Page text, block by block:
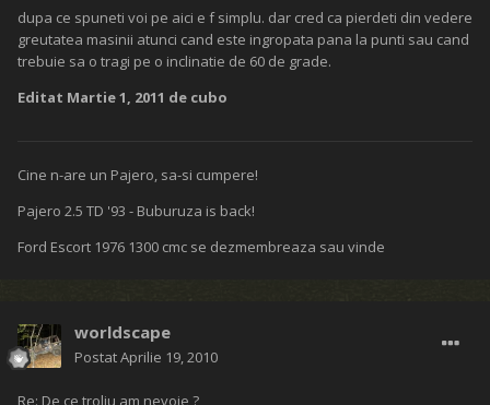
dupa ce spuneti voi pe aici e f simplu. dar cred ca pierdeti din vedere
greutatea masinii atunci cand este ingropata pana la punti sau cand
trebuie sa o tragi pe o inclinatie de 60 de grade.
Editat Martie 1, 2011 de cubo
Cine n-are un Pajero, sa-si cumpere!
Pajero 2.5 TD '93 - Buburuza is back!
Ford Escort 1976 1300 cmc se dezmembreaza sau vinde
worldscape
PostatAprilie 19, 2010
Re: De ce troliu am nevoie ?